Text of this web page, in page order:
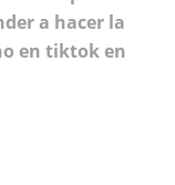
a hacer la
en tiktoken